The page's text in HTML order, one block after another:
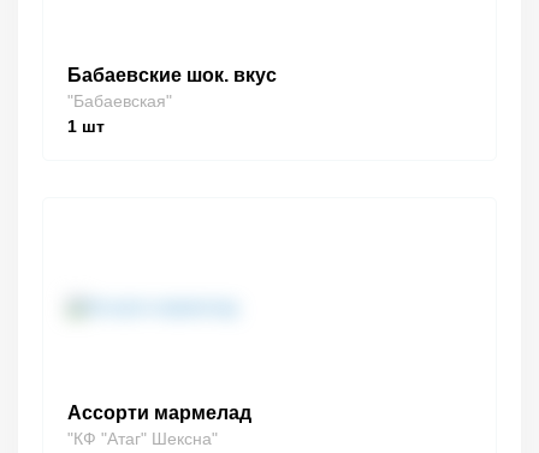
Бабаевские шок. вкус
"Бабаевская"
1 шт
Ассорти мармелад
"КФ "Атаг" Шексна"